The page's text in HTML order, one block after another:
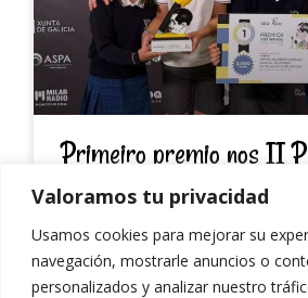
Valoramos tu privacidad
Usamos cookies para mejorar su
navegación, mostrarle anuncios o
personalizados y analizar nuestro
Primeiro premio nos II
Hermida de Radio
O noso podcast «O entroido en
categoría de Infantil e